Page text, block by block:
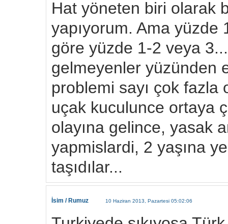
Hat yöneten biri olarak
yapıyorum. Ama yüzde
göre yüzde 1-2 veya
gelmeyenler yüzünden
problemi sayı çok
uçak kuculunce ortaya
olayına gelince, yasak
yapmislardi, 2 yaşına
taşıdılar...
İsim / Rumuz 10 Haziran 2013, Pazartesi 05:02:06